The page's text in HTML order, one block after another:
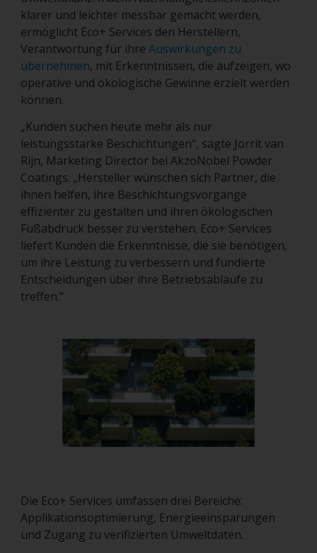
klarer und leichter messbar gemacht werden,
ermöglicht Eco+ Services den Herstellern,
Verantwortung für ihre Auswirkungen zu
übernehmen, mit Erkenntnissen, die aufzeigen, wo
operative und ökologische Gewinne erzielt werden
können.
„Kunden suchen heute mehr als nur
leistungsstarke Beschichtungen“, sagte Jorrit van
Rijn, Marketing Director bei AkzoNobel Powder
Coatings. „Hersteller wünschen sich Partner, die
ihnen helfen, ihre Beschichtungsvorgänge
effizienter zu gestalten und ihren ökologischen
Fußabdruck besser zu verstehen. Eco+ Services
liefert Kunden die Erkenntnisse, die sie benötigen,
um ihre Leistung zu verbessern und fundierte
Entscheidungen über ihre Betriebsabläufe zu
treffen.“
Die Eco+ Services umfassen drei Bereiche:
Applikationsoptimierung, Energieeinsparungen
und Zugang zu verifizierten Umweltdaten.